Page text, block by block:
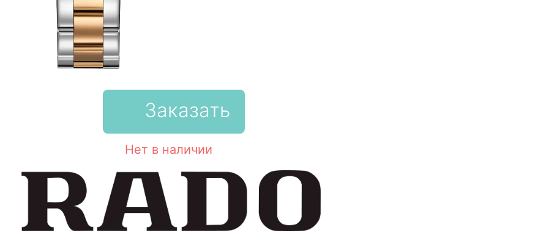
Заказать
Нет в наличии